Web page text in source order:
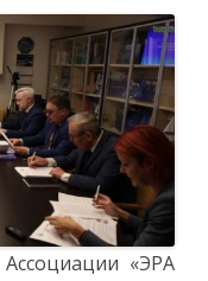
до
сроков
носки
очередное
заседание
отраслевой
Комиссии
«ЭРА